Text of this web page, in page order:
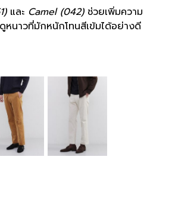
และ Camel (042)ช่วยเพิ่มความ
หนาวที่มักหนักโทนสีเข้มได้อย่างดี